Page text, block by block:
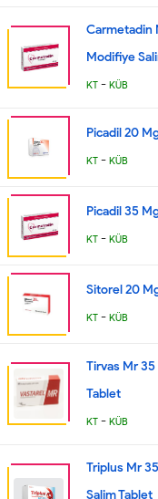
Carmetadin
Modifiye
KT - KÜB
Picadil 20
KT - KÜB
Picadil 35
KT - KÜB
Sitorel 20
KT - KÜB
Tirvas Mr
Tablet
KT - KÜB
Triplus Mr
Salim Tablet